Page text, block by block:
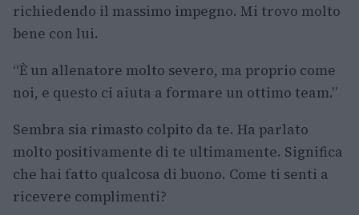
richiedendo il massimo impegno. Mi trovo molto
bene con lui.
“È un allenatore molto severo, ma proprio come
noi, e questo ci aiuta a formare un ottimo team.”
Sembra sia rimasto colpito da te. Ha parlato
molto positivamente di te ultimamente. Significa
che hai fatto qualcosa di buono. Come ti senti a
ricevere complimenti?